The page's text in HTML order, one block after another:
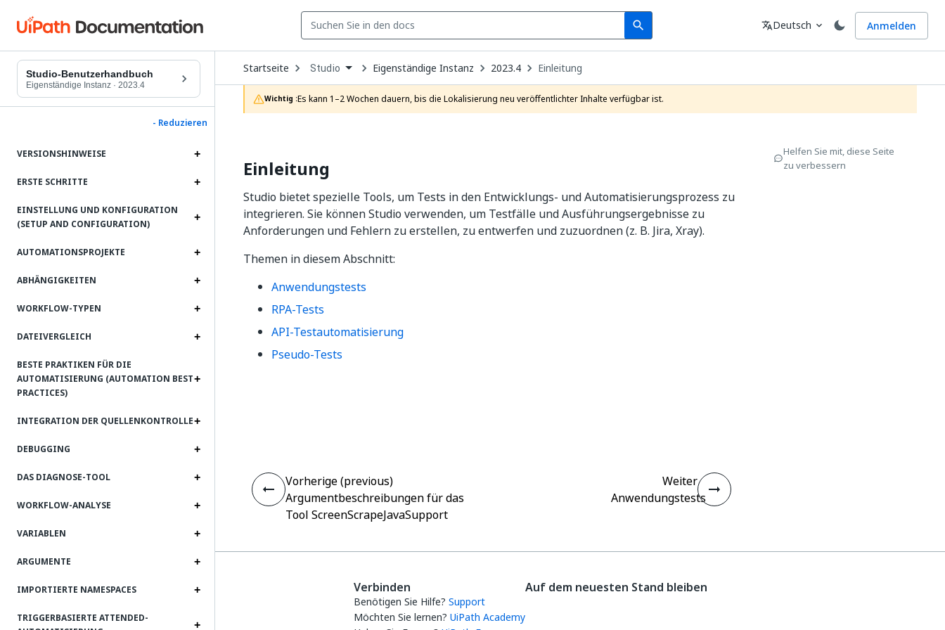
search
Search Sprache
translateDeutsch expand_more Anmelden
Studio-Benutzerhandbuch
Eigenständige Instanz · 2023.4
- Reduzieren
VERSIONSHINWEISE
ERSTE SCHRITTE
EINSTELLUNG UND KONFIGURATION
(SETUP AND CONFIGURATION)
AUTOMATIONSPROJEKTE
ABHÄNGIGKEITEN
WORKFLOW-TYPEN
DATEIVERGLEICH
BESTE PRAKTIKEN FÜR DIE
AUTOMATISIERUNG (AUTOMATION BEST
PRACTICES)
INTEGRATION DER QUELLENKONTROLLE
DEBUGGING
DAS DIAGNOSE-TOOL
WORKFLOW-ANALYSE
VARIABLEN
ARGUMENTE
IMPORTIERTE NAMESPACES
TRIGGERBASIERTE ATTENDED-
Startseite Open
Dropdown
to
choose
product
Studio Eigenständige Instanz 2023.4 Einleitung
Wichtig :Es kann 1–2 Wochen dauern, bis die Lokalisierung neu veröffentlichter Inhalte verfügbar ist.
Einleitung
Studio bietet spezielle Tools, um Tests in den Entwicklungs- und Automatisierungsprozess zu
integrieren. Sie können Studio verwenden, um Testfälle und Ausführungsergebnisse zu
Anforderungen und Fehlern zu erstellen, zu entwerfen und zuzuordnen (z. B. Jira, Xray).
Themen in diesem Abschnitt:
Anwendungstests
RPA-Tests
API-Testautomatisierung
Pseudo-Tests
Helfen Sie mit, diese Seite
zu verbessern
Vorherige (previous)
Argumentbeschreibungen für das
Tool ScreenScrapeJavaSupport
Weiter
Anwendungstests
Verbinden
Benötigen Sie Hilfe? Support
Möchten Sie lernen? UiPath Academy
Auf dem neuesten Stand bleiben